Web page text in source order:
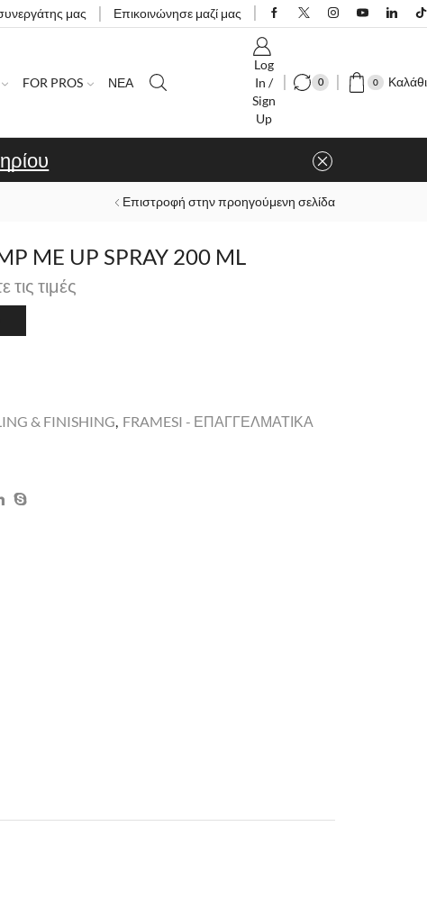
μας Επικοινώνησε μαζί μας
FOR PROS ΝΕΑ
Log
In /
Sign
Up
0 0 Καλάθι
Επιστροφή στην προηγούμενη σελίδα
ME UP SPRAY 200 ML
τις τιμές
& FINISHING FRAMESI - ΕΠΑΓΓΕΛΜΑΤΙΚΑ